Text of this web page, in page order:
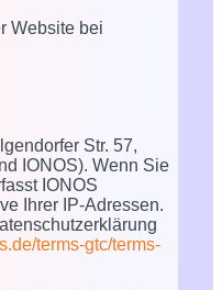
Website bei
Str. 57,
IONOS). Wenn Sie
IONOS
Ihrer IP-Adressen.
terms-gtc/terms-